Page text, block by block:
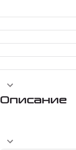
Описание